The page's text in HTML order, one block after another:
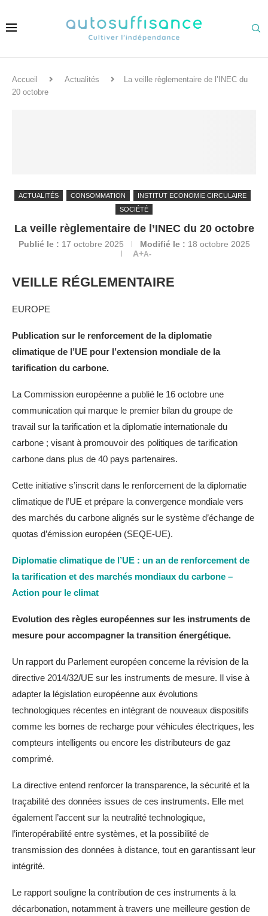
Accueil Actualités
La veille règlementaire de l’INEC du
20 octobre
ACTUALITÉS CONSOMMATION
INSTITUT ECONOMIE CIRCULAIRE
SOCIÉTÉ
La veille règlementaire de l’INEC du 20 octobre
Publié le : 17 octobre 2025 Modifié le : 18 octobre 2025
A+A-
VEILLE RÉGLEMENTAIRE
EUROPE
Publication sur le renforcement de la diplomatie
climatique de l’UE pour l’extension mondiale de la
tarification du carbone.
La Commission européenne a publié le 16 octobre une
communication qui marque le premier bilan du groupe de
travail sur la tarification et la diplomatie internationale du
carbone ; visant à promouvoir des politiques de tarification
carbone dans plus de 40 pays partenaires.
Cette initiative s’inscrit dans le renforcement de la diplomatie
climatique de l’UE et prépare la convergence mondiale vers
des marchés du carbone alignés sur le système d’échange de
quotas d’émission européen (SEQE-UE).
Diplomatie climatique de l’UE : un an de renforcement de
la tarification et des marchés mondiaux du carbone –
Action pour le climat
Evolution des règles européennes sur les instruments de
mesure pour accompagner la transition énergétique.
Un rapport du Parlement européen concerne la révision de la
directive 2014/32/UE sur les instruments de mesure. Il vise à
adapter la législation européenne aux évolutions
technologiques récentes en intégrant de nouveaux dispositifs
comme les bornes de recharge pour véhicules électriques, les
compteurs intelligents ou encore les distributeurs de gaz
comprimé.
La directive entend renforcer la transparence, la sécurité et la
traçabilité des données issues de ces instruments. Elle met
également l’accent sur la neutralité technologique,
l’interopérabilité entre systèmes, et la possibilité de
transmission des données à distance, tout en garantissant leur
intégrité.
Le rapport souligne la contribution de ces instruments à la
décarbonation, notamment à travers une meilleure gestion de